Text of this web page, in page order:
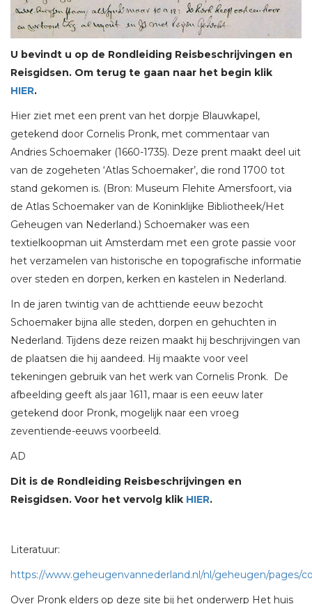
U bevindt u op de Rondleiding Reisbeschrijvingen en
Reisgidsen. Om terug te gaan naar het begin klik
HIER.
Hier ziet met een prent van het dorpje Blauwkapel,
getekend door Cornelis Pronk, met commentaar van
Andries Schoemaker (1660-1735). Deze prent maakt deel uit
van de zogeheten ‘Atlas Schoemaker’, die rond 1700 tot
stand gekomen is. (Bron: Museum Flehite Amersfoort, via
de Atlas Schoemaker van de Koninklijke Bibliotheek/Het
Geheugen van Nederland.) Schoemaker was een
textielkoopman uit Amsterdam met een grote passie voor
het verzamelen van historische en topografische informatie
over steden en dorpen, kerken en kastelen in Nederland.
In de jaren twintig van de achttiende eeuw bezocht
Schoemaker bijna alle steden, dorpen en gehuchten in
Nederland. Tijdens deze reizen maakt hij beschrijvingen van
de plaatsen die hij aandeed. Hij maakte voor veel
tekeningen gebruik van het werk van Cornelis Pronk. De
afbeelding geeft als jaar 1611, maar is een eeuw later
getekend door Pronk, mogelijk naar een vroeg
zeventiende-eeuws voorbeeld.
AD
Dit is de Rondleiding Reisbeschrijvingen en
Reisgidsen. Voor het vervolg klik HIER.
Literatuur:
https://www.geheugenvannederland.nl/nl/geheugen/pages/
Over Pronk elders op deze site bij het onderwerp Het huis